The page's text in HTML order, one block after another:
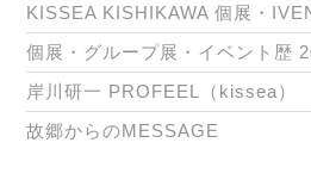
KISSEA KISHIKAWA 個展・
個展・グループ展・イベント歴
岸川研一 PROFEEL（kissea）
故郷からのMESSAGE